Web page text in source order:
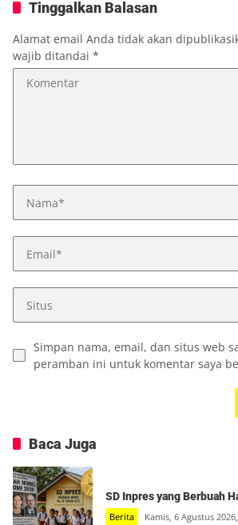
Tinggalkan Balasan
Alamat email Anda tidak akan
wajib ditandai *
Simpan nama, email, dan situs web
peramban ini untuk komentar saya
Baca Juga
SD Inpres yang Berbuah
Berita Kamis, 6 Agustus